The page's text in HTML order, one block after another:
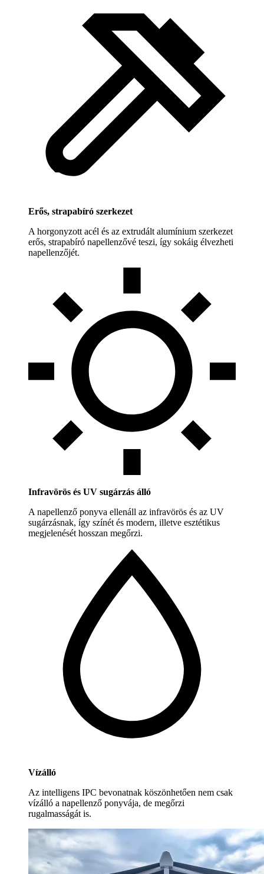
Erős, strapabíró szerkezet
A horgonyzott acél és az extrudált alumínium szerkezet
erős, strapabíró napellenzővé teszi, így sokáig élvezheti
napellenzőjét.
Infravörös és UV sugárzás álló
A napellenző ponyva ellenáll az infravörös és az UV
sugárzásnak, így színét és modern, illetve esztétikus
megjelenését hosszan megőrzi.
Vízálló
Az intelligens IPC bevonatnak köszönhetően nem csak
vízálló a napellenző ponyvája, de megőrzi
rugalmasságát is.